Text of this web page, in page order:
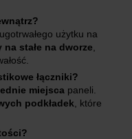
użytku na
stałe na dworze
łączniki?
miejsca paneli.
podkładek , które